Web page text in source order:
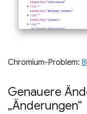
Chromium-Problem:
Genauere
„Änderungen“